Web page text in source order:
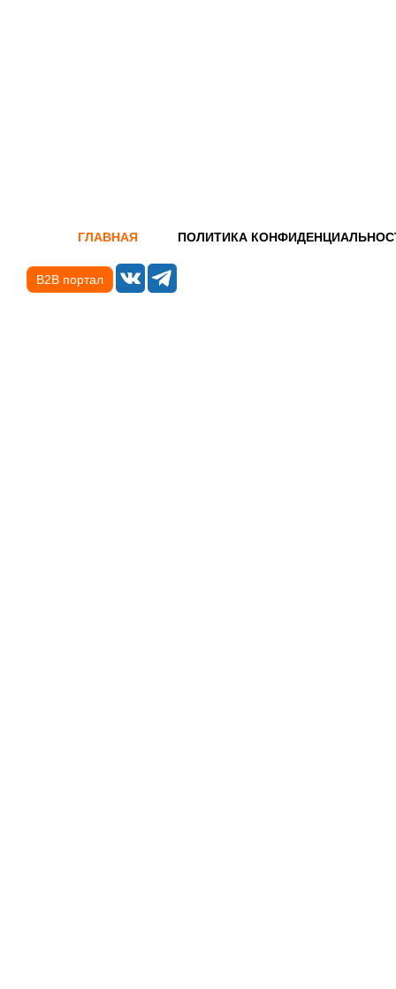
ГЛАВНАЯ ПОЛИТИКА
B2B портал